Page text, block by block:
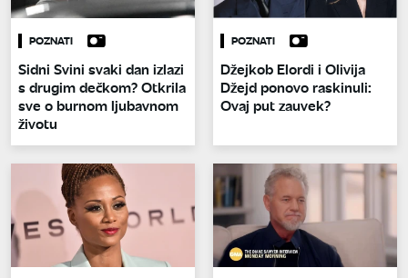
POZNATI
Sidni Svini svaki dan izlazi
s drugim dečkom? Otkrila
sve o burnom ljubavnom
životu
POZNATI
Džejkob Elordi i Olivija
Džejd ponovo raskinuli:
Ovaj put zauvek?